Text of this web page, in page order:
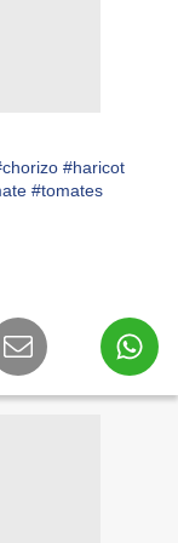
#haricot
#tomates